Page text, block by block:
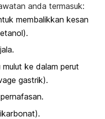
anda termasuk:
membalikkan kesan
mulut ke dalam perut
gastrik).